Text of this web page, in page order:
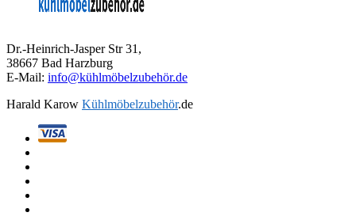
Dr.-Heinrich-Jasper Str 31,
38667 Bad Harzburg
E-Mail: info@kühlmöbelzubehör.de
Harald Karow Kühlmöbelzubehör.de